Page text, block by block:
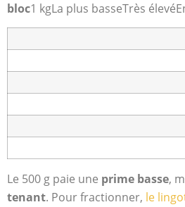
bloc1 kgLa plus basseTrès élevé
Le 500 g paie une prime basse,
tenant. Pour fractionner, le